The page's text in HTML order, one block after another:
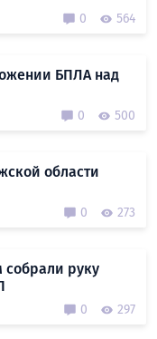
0 564
БПЛА над
0 500
области
0 273
собрали руку
0 297